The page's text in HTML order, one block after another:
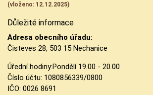
(vloženo: 12.12.2025)
Důležité informace
Adresa obecního úřadu:
Čisteves 28, 503 15 Nechanice
Úřední hodiny:Pondělí 19.00 - 20.00
Číslo účtu: 1080856339/0800
IČO: 0026 8691